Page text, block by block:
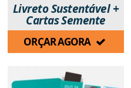
Livreto Sustentável +
Cartas Semente
ORÇAR AGORA